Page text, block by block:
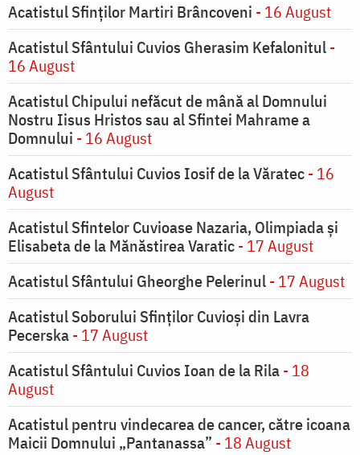
Acatistul Sfinților Martiri Brâncoveni - 16 August
Acatistul Sfântului Cuvios Gherasim Kefalonitul-
16 August
Acatistul Chipului nefăcut de mână al Domnului
Nostru Iisus Hristos sau al Sfintei Mahrame a
Domnului - 16 August
Acatistul Sfântului Cuvios Iosif de la Văratec- 16
August
Acatistul Sfintelor Cuvioase Nazaria, Olimpiada și
Elisabeta de la Mănăstirea Varatic- 17 August
Acatistul Sfântului Gheorghe Pelerinul- 17 August
Acatistul Soborului Sfinților Cuvioși din Lavra
Pecerska- 17 August
Acatistul Sfântului Cuvios Ioan de la Rila- 18
August
Acatistul pentru vindecarea de cancer, către icoana
Maicii Domnului „Pantanassa” - 18 August